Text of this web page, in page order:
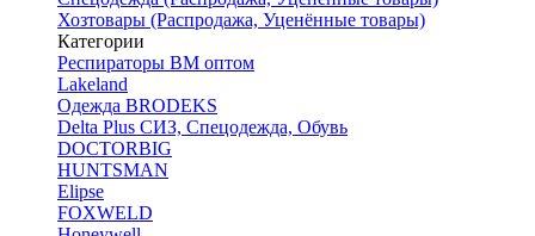
Хозтовары (Распродажа, Уценённые товары)
Категории
Респираторы ВМ оптом
Lakeland
Одежда BRODEKS
Delta Plus СИЗ, Спецодежда, Обувь
DOCTORBIG
HUNTSMAN
Elipse
FOXWELD